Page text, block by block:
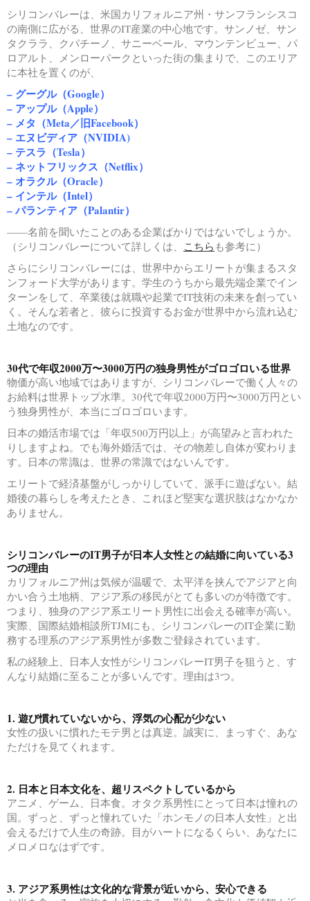
シリコンバレーは、米国カリフォルニア州・サンフランシスコ
の南側に広がる、世界のIT産業の中心地です。サンノゼ、サン
タクララ、クパチーノ、サニーベール、マウンテンビュー、パ
ロアルト、メンローパークといった街の集まりで、このエリア
に本社を置くのが、
– グーグル（Google）
– アップル（Apple）
– メタ（Meta／旧Facebook）
– エヌビディア（NVIDIA)
– テスラ（Tesla）
– ネットフリックス（Netflix）
– オラクル（Oracle）
– インテル（Intel）
– パランティア（Palantir）
——名前を聞いたことのある企業ばかりではないでしょうか。
（シリコンバレーについて詳しくは、 こちら も参考に）
さらにシリコンバレーには、世界中からエリートが集まるスタ
ンフォード大学があります。学生のうちから最先端企業でイン
ターンをして、卒業後は就職や起業でIT技術の未来を創ってい
く。そんな若者と、彼らに投資するお金が世界中から流れ込む
土地なのです。
30代で年収2000万〜3000万円の独身男性がゴロゴロいる世界
物価が高い地域ではありますが、シリコンバレーで働く人々の
お給料は世界トップ水準。30代で年収2000万円〜3000万円とい
う独身男性が、本当にゴロゴロいます。
日本の婚活市場では「年収500万円以上」が高望みと言われた
りしますよね。でも海外婚活では、その物差し自体が変わりま
す。日本の常識は、世界の常識ではないんです。
エリートで経済基盤がしっかりしていて、派手に遊ばない。結
婚後の暮らしを考えたとき、これほど堅実な選択肢はなかなか
ありません。
シリコンバレーのIT男子が日本人女性との結婚に向いている3
つの理由
カリフォルニア州は気候が温暖で、太平洋を挟んでアジアと向
かい合う土地柄、アジア系の移民がとても多いのが特徴です。
つまり、独身のアジア系エリート男性に出会える確率が高い。
実際、国際結婚相談所TJMにも、シリコンバレーのIT企業に勤
務する理系のアジア系男性が多数ご登録されています。
私の経験上、日本人女性がシリコンバレーIT男子を狙うと、す
んなり結婚に至ることが多いんです。理由は3つ。
1. 遊び慣れていないから、浮気の心配が少ない
女性の扱いに慣れたモテ男とは真逆。誠実に、まっすぐ、あな
ただけを見てくれます。
2. 日本と日本文化を、超リスペクトしているから
アニメ、ゲーム、日本食。オタク系男性にとって日本は憧れの
国。ずっと、ずっと憧れていた「ホンモノの日本人女性」と出
会えるだけで人生の奇跡。目がハートになるくらい、あなたに
メロメロなはずです。
3. アジア系男性は文化的な背景が近いから、安心できる